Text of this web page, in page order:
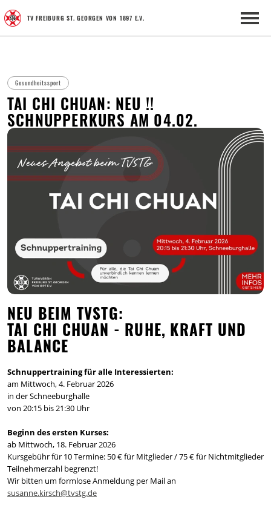
TV FREIBURG ST. GEORGEN VON 1897 E.V.
Gesundheitssport
TAI CHI CHUAN: NEU !!
SCHNUPPERKURS AM 04.02.
NEU BEIM TVSTG:
TAI CHI CHUAN - RUHE, KRAFT UND
BALANCE
Schnuppertraining für alle Interessierten:
am Mittwoch, 4. Februar 2026
in der Schneeburghalle
von 20:15 bis 21:30 Uhr
Beginn des ersten Kurses:
ab Mittwoch, 18. Februar 2026
Kursgebühr für 10 Termine: 50 € für Mitglieder / 75 € für Nichtmitglieder
Teilnehmerzahl begrenzt!
Wir bitten um formlose Anmeldung per Mail an
susanne.kirsch@tvstg.de